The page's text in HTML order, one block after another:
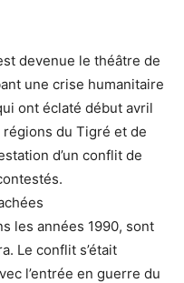
devenue le théâtre de
une crise humanitaire
ont éclaté début avril
du Tigré et de
d’un conflit de
les années 1990, sont
Le conflit s’était
l’entrée en guerre du